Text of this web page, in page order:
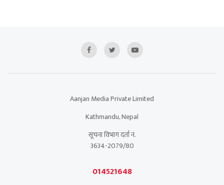
Aanjan Media Private Limited
Kathmandu, Nepal
सूचना विभाग दर्ता नं.
3634-2079/80
014521648